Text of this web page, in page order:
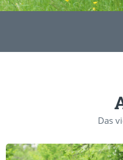
Das